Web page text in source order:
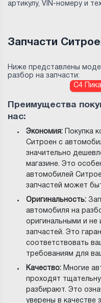
артикулу, VIN-номеру и
Запчасти
Ниже представлены
разбор на запчасти:
С4
Преимущества
нас:
Экономия: Покупка
Ситроен с
значительно
магазине. Это
автомобилей
запчастей может
Оригинальность:
автомобиля на
оригинальными и не
запчастей. Это
соответствовать
требованиям для
Качество: Многие
проходят
разбирают. Это
уверены в качестве